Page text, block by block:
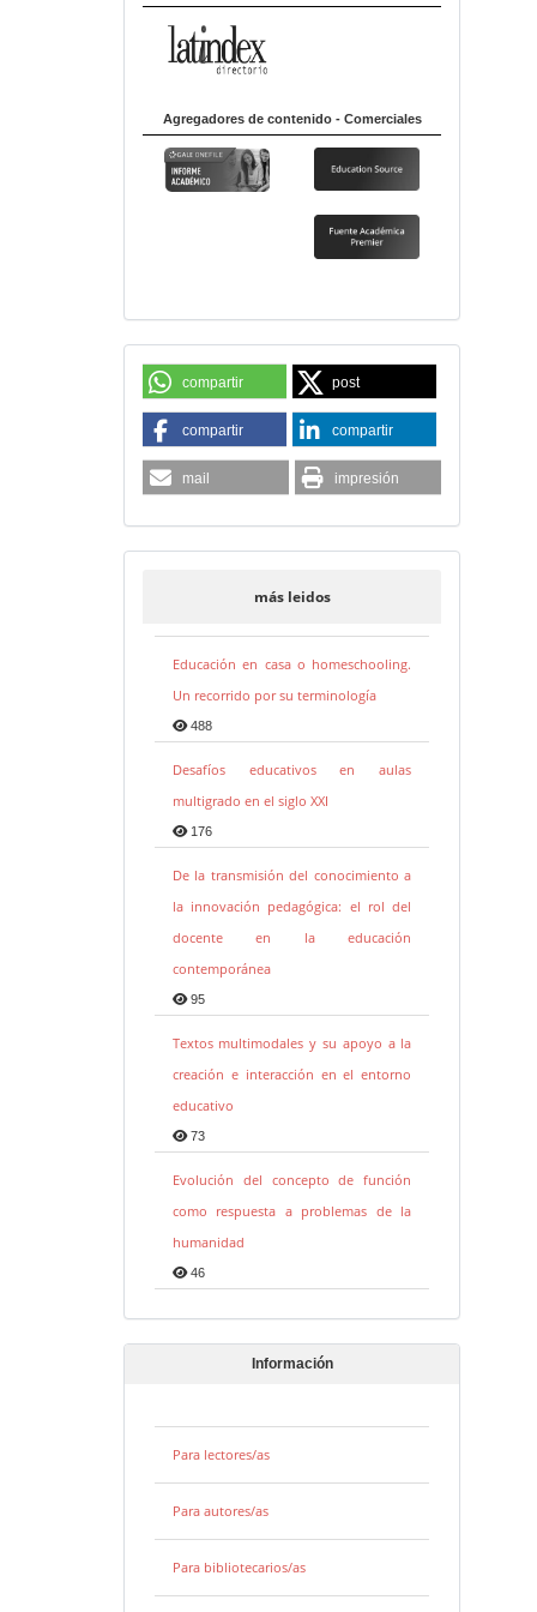
Agregadores de contenido - Comerciales
compartir post
compartir compartir
mail impresión
más leidos
Educación en casa o homeschooling.
Un recorrido por su terminología
488
Desafíos educativos en aulas
multigrado en el siglo XXI
176
De la transmisión del conocimiento a
la innovación pedagógica: el rol del
docente en la educación
contemporánea
95
Textos multimodales y su apoyo a la
creación e interacción en el entorno
educativo
73
Evolución del concepto de función
como respuesta a problemas de la
humanidad
46
Información
Para lectores/as
Para autores/as
Para bibliotecarios/as